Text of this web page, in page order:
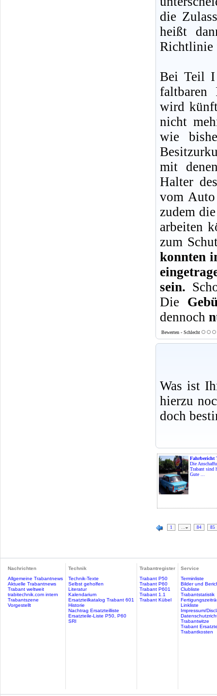
die
heißt
Richtlinie
Bei Teil I
faltbaren
wird
nicht
wie
mit
Halter
vom
zudem
arbeiten
zum
konnten
sein.
Die
dennoch
Bewerten - Schlecht
Was ist
hierzu
doch
Fahrbericht
Die
Trabant sind
Gute ...
1 … 84 85
Nachrichten
Allgemeine Trabantnews
Aktuelle Trabantnews
Trabant weltweit
trabitechnik.com intern
Trabantszene
Vorgestellt
Technik
Technik-Texte
Selbst geholfen
Literatur
Kalendarium
Ersatzteilkatalog Trabant 601
Historie
Nachtrag Ersatzteilliste
Ersatzteile-Liste P50, P60
SRI
Trabantregister
Trabant P50
Trabant P60
Trabant P601
Trabant 1.1
Trabant Kübel
Service
Terminliste
Bilder und
Clubliste
Trabantstatistik
Linkliste
Impressum/
Trabantwitze
Trabant
Trabantkosten